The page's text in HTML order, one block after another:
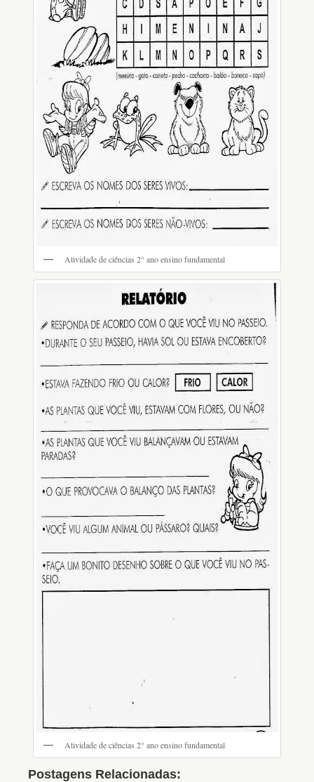
Atividade de ciências 2° ano ensino fundamental
Atividade de ciências 2° ano ensino fundamental
Postagens Relacionadas: